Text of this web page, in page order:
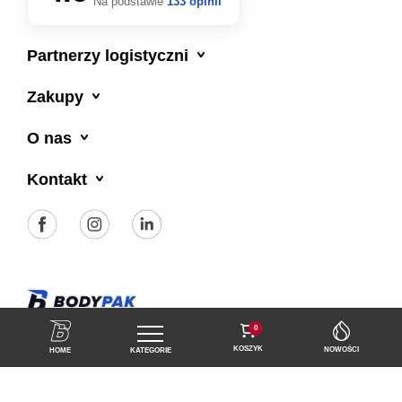
HOME KATEGORIE
0
KOSZYK NOWOŚCI
Partnerzy logistyczni
Zakupy
O nas
Kontakt
Polityka prywatności Regulamin sklepu